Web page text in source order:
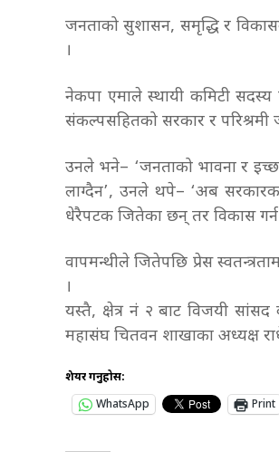
जनताको सुशासन, समृद्धि र
।
नेकपा एमाले स्थायी कमिटी सदस्य
संकल्पसहितको सरकार र
उनले भने– ‘जनताको भावना र
लाग्दैन’, उनले थपे– ‘अब
धेरैपटक जितेका छन् तर विकास गर्न
वापमन्थीले जितेपछि प्रेस
।
यस्तै, क्षेत्र नं २ बाट विजयी
महासंघ चितवन शाखाका अध्यक्ष
शेयर गर्नुहोस:
WhatsApp
Print